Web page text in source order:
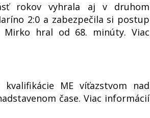
rokov vyhrala aj v druhom
2:0 a zabezpečila si postup
hral od 68. minúty. Viac
kvalifikácie ME víťazstvom nad
čase. Viac informácií